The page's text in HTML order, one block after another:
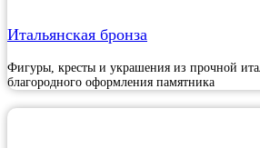
Итальянская бронза
Фигуры, кресты и украшения из прочной
благородного оформления памятника